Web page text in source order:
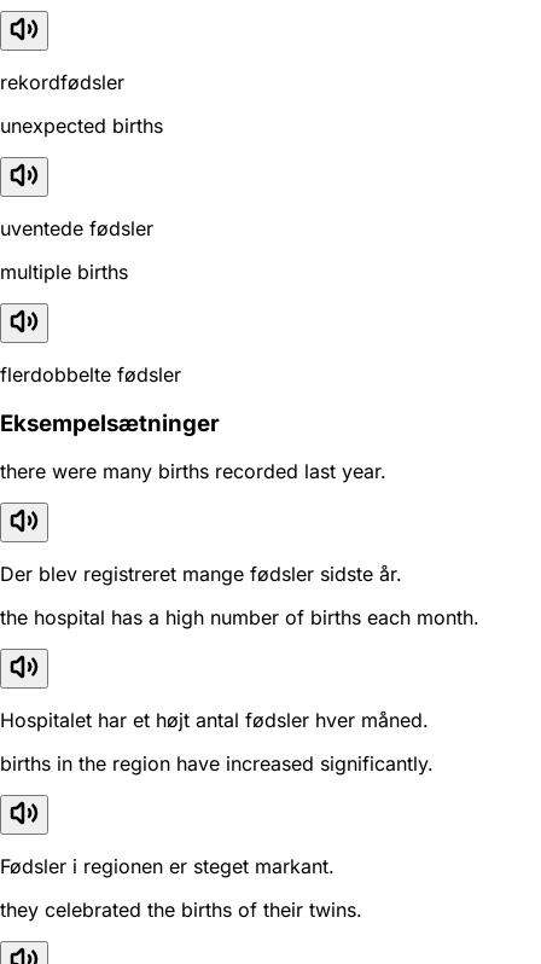
rekordfødsler
unexpected births
uventede fødsler
multiple births
flerdobbelte fødsler
Eksempelsætninger
there were many births recorded last year.
Der blev registreret mange fødsler sidste år.
the hospital has a high number of births each month.
Hospitalet har et højt antal fødsler hver måned.
births in the region have increased significantly.
Fødsler i regionen er steget markant.
they celebrated the births of their twins.